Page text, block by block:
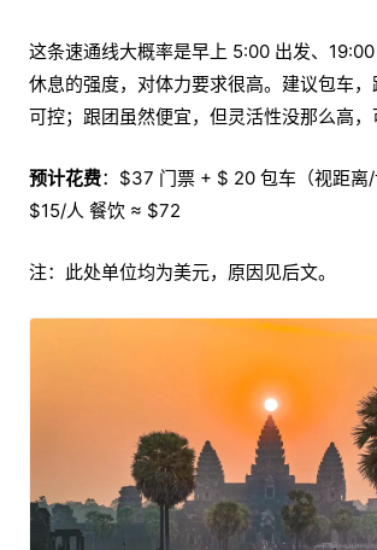
这条速通线大概率是早上 5:00 出发、
休息的强度，对体力要求很高。建议包车
可控；跟团虽然便宜，但灵活性没那么高，
预计花费：$37 门票 + $ 20 包车（视距离
$15/人 餐饮 ≈ $72
注：此处单位均为美元，原因见后文。